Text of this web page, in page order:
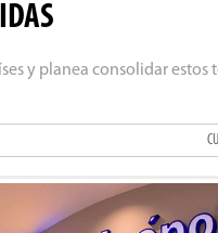
y planea consolidar